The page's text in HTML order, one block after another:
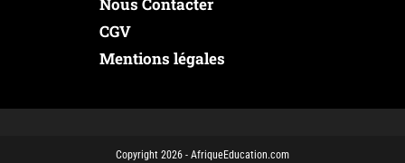
Nous Contacter
CGV
Mentions légales
Copyright 2026 - AfriqueEducation.com